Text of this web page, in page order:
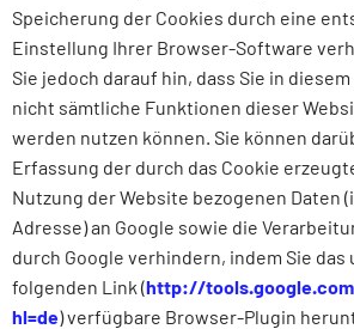
Speicherung der Cookies durch eine
Einstellung Ihrer Browser-Software
Sie jedoch darauf hin, dass Sie in
nicht sämtliche Funktionen dieser
werden nutzen können. Sie können
Erfassung der durch das Cookie
Nutzung der Website bezogenen Daten
Adresse) an Google sowie die
durch Google verhindern, indem Sie das
folgenden Link (http://
hl=de)verfügbare Browser-Plugin